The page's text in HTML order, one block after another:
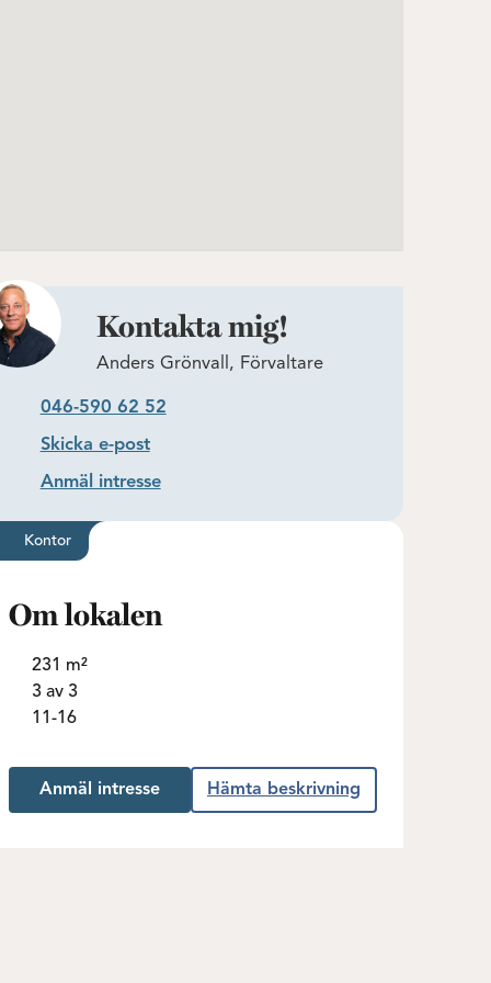
Kontakta mig!
Anders Grönvall, Förvaltare
046-590 62 52
Skicka e-post
Anmäl intresse
Kontor
Om lokalen
231 m²
3 av 3
11-16
Anmäl intresse Hämta beskrivning